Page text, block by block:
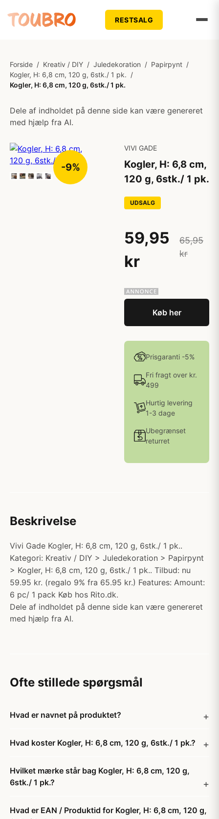
RESTSALG
Forside / Kreativ / DIY / Juledekoration / Papirpynt /
Kogler, H: 6,8 cm, 120 g, 6stk./ 1 pk. /
Kogler, H: 6,8 cm, 120 g, 6stk./ 1 pk.
Dele af indholdet på denne side kan være genereret
med hjælp fra AI.
-9%
VIVI GADE
Kogler, H: 6,8 cm,
120 g, 6stk./ 1 pk.
UDSALG
59,95
kr
65,95
kr
Køb her
Prisgaranti -5%
Fri fragt over kr.
499
Hurtig levering
1-3 dage
Ubegrænset
returret
Beskrivelse
Vivi Gade Kogler, H: 6,8 cm, 120 g, 6stk./ 1 pk..
Kategori: Kreativ / DIY > Juledekoration > Papirpynt
> Kogler, H: 6,8 cm, 120 g, 6stk./ 1 pk.. Tilbud: nu
59.95 kr. (regalo 9% fra 65.95 kr.) Features: Amount:
6 pc/ 1 pack Køb hos Rito.dk.
Dele af indholdet på denne side kan være genereret
med hjælp fra AI.
Ofte stillede spørgsmål
Hvad er navnet på produktet?
Hvad koster Kogler, H: 6,8 cm, 120 g, 6stk./ 1 pk.?
Hvilket mærke står bag Kogler, H: 6,8 cm, 120 g,
6stk./ 1 pk.?
Hvad er EAN / Produktid for Kogler, H: 6,8 cm, 120 g,